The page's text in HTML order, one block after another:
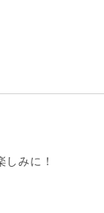
みに！